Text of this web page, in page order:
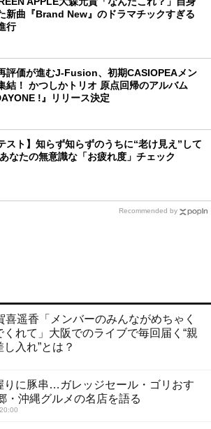
新曲『Brand New』のドラマチックすぎる
行
評価が進むJ-Fusion、初期CASIOPEAメン
結！ かつしかトリオ 原点回帰のアルバム
!』リリース決定
スト】知らず知らずのうちに“老け見え”して
なたの無意識な「お疲れ度」チェック
Recommended by
喜遥香「メンバーのみんながめちゃく
くれて」大阪でのライブで毎回届く“親
入れ”とは？
りに豚串…ガレッジセール・ゴリおす
・沖縄グルメの名店を語る